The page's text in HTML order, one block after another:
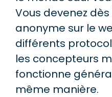
Vous devenez
anonyme sur le
différents
les concepteurs
fonctionne
même manière.